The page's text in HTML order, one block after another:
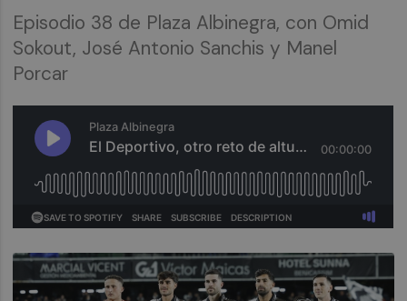
Episodio 38 de Plaza Albinegra, con Omid
Sokout, José Antonio Sanchis y Manel
Porcar